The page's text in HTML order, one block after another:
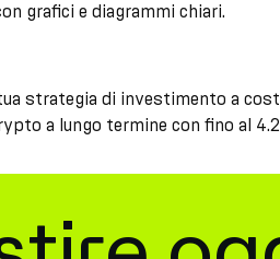
grafici e diagrammi chiari.
strategia di investimento a
a lungo termine con fino al